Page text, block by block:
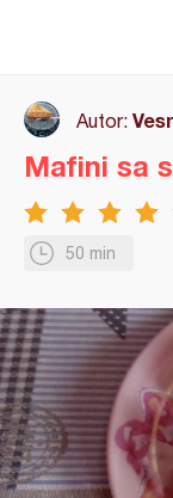
Autor:
50 min
Mafini sa